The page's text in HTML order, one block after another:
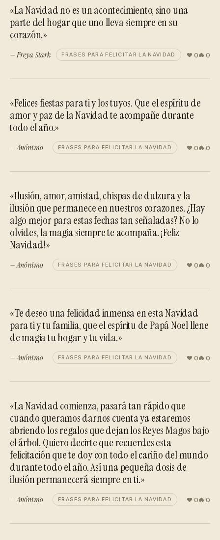
«La Navidad no es un acontecimiento, sino una
parte del hogar que uno lleva siempre en su
corazón.»
— Freya Stark FRASES PARA FELICITAR LA NAVIDAD 0 0
«Felices fiestas para ti y los tuyos. Que el espíritu de
amor y paz de la Navidad te acompañe durante
todo el año.»
— Anónimo FRASES PARA FELICITAR LA NAVIDAD 0 0
«Ilusión, amor, amistad, chispas de dulzura y la
ilusión que permanece en nuestros corazones. ¿Hay
algo mejor para estas fechas tan señaladas? No lo
olvides, la magia siempre te acompaña. ¡Feliz
Navidad!»
— Anónimo FRASES PARA FELICITAR LA NAVIDAD 0 0
«Te deseo una felicidad inmensa en esta Navidad
para ti y tu familia, que el espíritu de Papá Noel llene
de magia tu hogar y tu vida.»
— Anónimo FRASES PARA FELICITAR LA NAVIDAD 0 0
«La Navidad comienza, pasará tan rápido que
cuando queramos darnos cuenta ya estaremos
abriendo los regalos que dejan los Reyes Magos bajo
el árbol. Quiero decirte que recuerdes esta
felicitación que te doy con todo el cariño del mundo
durante todo el año. Así una pequeña dosis de
ilusión permanecerá siempre en ti.»
— Anónimo FRASES PARA FELICITAR LA NAVIDAD 0 0